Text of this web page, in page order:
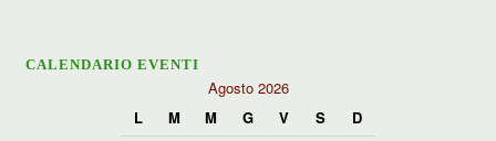
CALENDARIO EVENTI
Agosto 2026
L
M M G V S
D